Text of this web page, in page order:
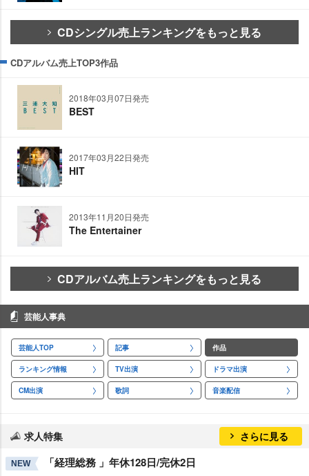
CDシングル売上ランキングをもっと見る
CDアルバム売上TOP3作品
2018年03月07日発売
BEST
2017年03月22日発売
HIT
2013年11月20日発売
The Entertainer
CDアルバム売上ランキングをもっと見る
芸能人事典
芸能人TOP 記事 作品
ランキング情報 TV出演 ドラマ出演
CM出演 歌詞 音楽配信
求人特集 さらに見る
NEW 「経理総務 」年休128日/完休2日